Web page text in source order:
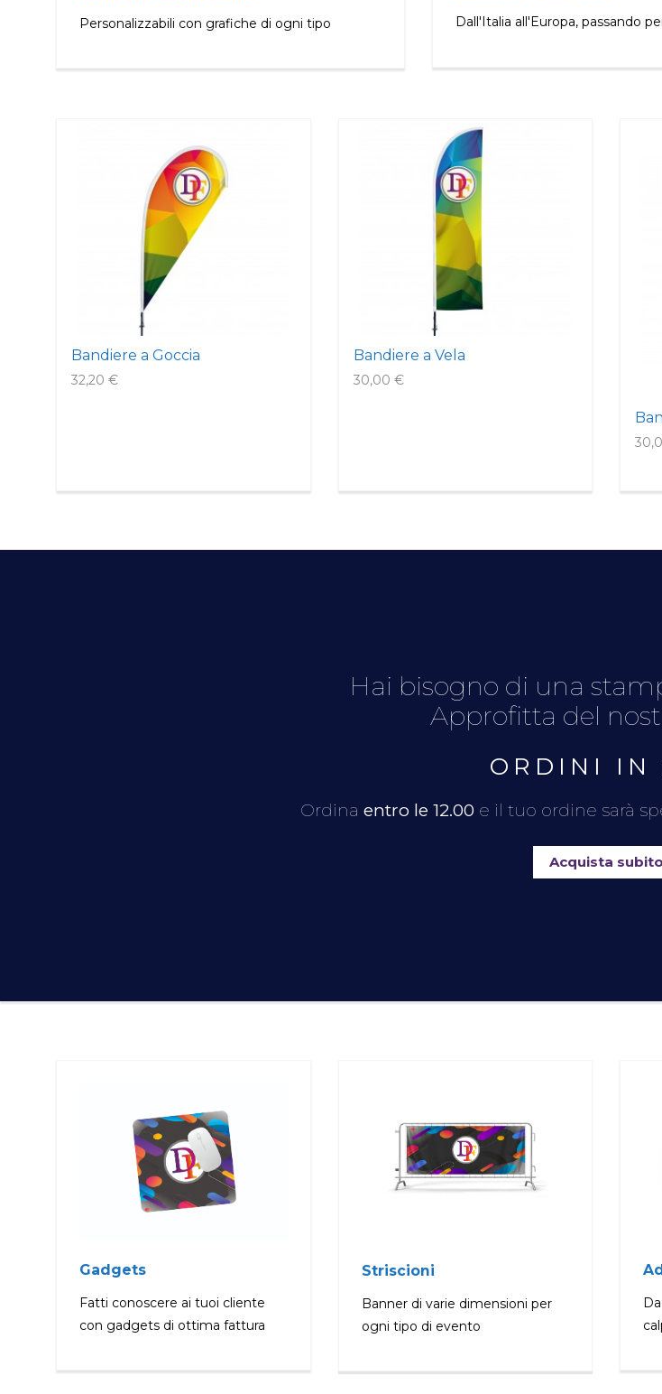
Personalizzabili con grafiche di ogni tipo Dall'Italia all'Europa, passando
Bandiere a Goccia
32,20 €
Bandiere a Vela
30,00 €
Hai bisogno di una
Approfitta del
ORDINI IN
Ordina entro le 12.00 e il tuo ordine sarà
Acquista subito
Gadgets
Fatti conoscere ai tuoi cliente
con gadgets di ottima fattura
Striscioni
Banner di varie dimensioni per
ogni tipo di evento